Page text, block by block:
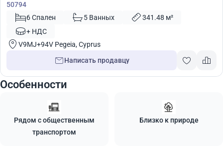
50794
6 Спален
5 Ванных
341.48 м²
+ НДС
V9MJ+94V Pegeia, Cyprus
Написать продавцу
Особенности
Рядом с общественным
транспортом
Близко к природе